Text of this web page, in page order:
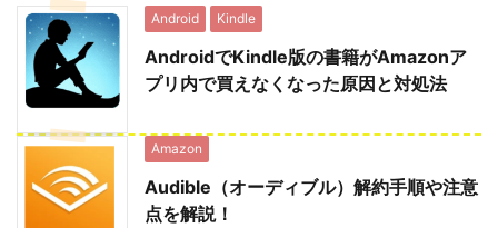
Android Kindle
AndroidでKindle版の書籍がAmazonア
プリ内で買えなくなった原因と対処法
Amazon
Audible（オーディブル）解約手順や注意
点を解説！